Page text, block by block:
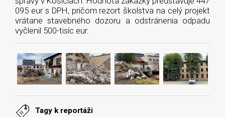
095 eur s DPH, pričom rezort školstva na celý projekt
vrátane stavebného dozoru a odstránenia odpadu
vyčlenil 500-tisíc eur.
Tagy k reportáži